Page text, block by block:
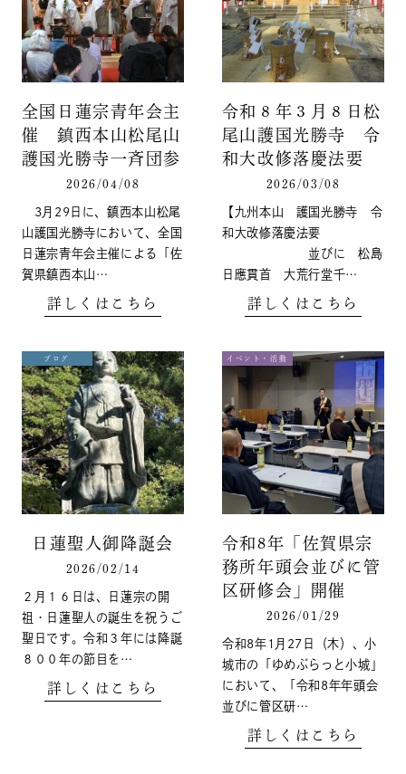
全国日蓮宗青年会主
催 鎮西本山松尾山
護国光勝寺一斉団参
2026/04/08
3月29日に、鎮西本山松尾
山護国光勝寺において、全国
日蓮宗青年会主催による「佐
賀県鎮西本山…
詳しくはこちら
令和８年３月８日松
尾山護国光勝寺 令
和大改修落慶法要
2026/03/08
【九州本山 護国光勝寺 令
和大改修落慶法要
並びに 松島
日應貫首 大荒行堂千…
詳しくはこちら
ブログ
日蓮聖人御降誕会
2026/02/14
２月１６日は、日蓮宗の開
祖・日蓮聖人の誕生を祝うご
聖日です。令和３年には降誕
８００年の節目を…
詳しくはこちら
イベント・活動
令和8年「佐賀県宗
務所年頭会並びに管
区研修会」開催
2026/01/29
令和8年1月27日（木）、小
城市の「ゆめぷらっと小城」
において、「令和8年年頭会
並びに管区研…
詳しくはこちら